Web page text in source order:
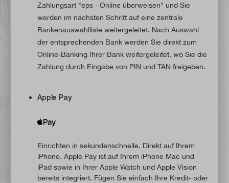
Zahlungsart "eps - Online überweisen" und Sie
werden im nächsten Schritt auf eine zentrale
Bankenauswahlliste weitergeleitet. Nach Auswahl
der entsprechenden Bank werden Sie direkt zum
Online-Banking Ihrer Bank weitergeleitet, wo Sie die
Zahlung durch Eingabe von PIN und TAN freigeben.
Apple Pay
Einrichten in sekundenschnelle. Direkt auf Ihrem
iPhone. Apple Pay ist auf Ihrem iPhone Mac und
iPad sowie in Ihrer Apple Watch und Apple Vision
bereits integriert. Fügen Sie einfach Ihre Kredit- oder